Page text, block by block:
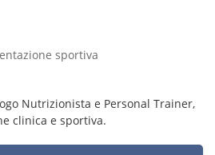
sportiva
Nutrizionista e Personal Trainer,
clinica e sportiva.